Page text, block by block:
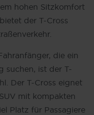
hohen Sitzkomfort
der T-Cross
die ein
suchen, ist der T-
Der T-Cross eignet
mit kompakten
Platz für Passagiere